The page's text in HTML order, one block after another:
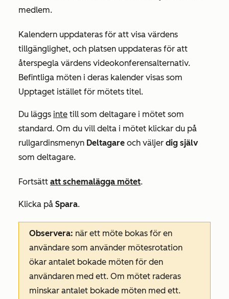
medlem.
Kalendern uppdateras för att visa värdens
tillgänglighet, och platsen uppdateras för att
återspegla värdens videokonferensalternativ.
Befintliga möten i deras kalender visas som
Upptaget istället för mötets titel.
Du läggs inte till som deltagare i mötet som
standard. Om du vill delta i mötet klickar du på
rullgardinsmenyn Deltagare och väljer dig själv
som deltagare.
Fortsätt att schemalägga mötet.
Klicka på Spara.
Observera: när ett möte bokas för en
användare som använder mötesrotation
ökar antalet bokade möten för den
användaren med ett. Om mötet raderas
minskar antalet bokade möten med ett.